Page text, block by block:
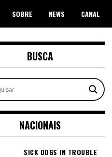
SOBRE NEWS CANAL
BUSCA
NACIONAIS
SICK DOGS IN TROUBLE